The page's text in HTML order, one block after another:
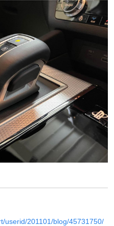
userid/201101/blog/45731750/